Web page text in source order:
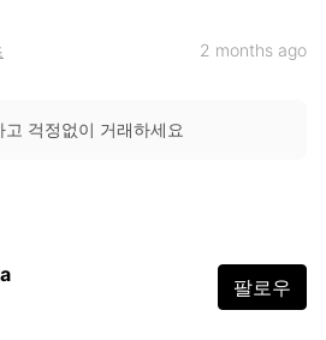
2 months ago
걱정없이 거래하세요
팔로우